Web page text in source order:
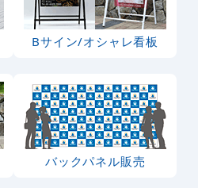
Bサイン/オシャレ看板
バックパネル販売